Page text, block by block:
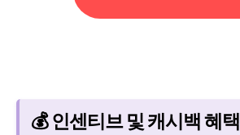
💰 인센티브 및 캐시백 혜택